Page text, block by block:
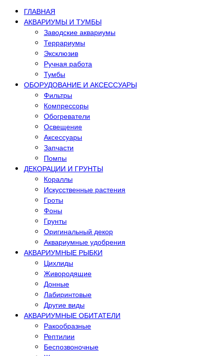
ГЛАВНАЯ
АКВАРИУМЫ И ТУМБЫ
Заводские аквариумы
Террариумы
Эксклюзив
Ручная работа
Тумбы
ОБОРУДОВАНИЕ И АКСЕССУАРЫ
Фильтры
Компрессоры
Обогреватели
Освещение
Аксессуары
Запчасти
Помпы
ДЕКОРАЦИИ И ГРУНТЫ
Кораллы
Искусственные растения
Гроты
Фоны
Грунты
Оригинальный декор
Аквариумные удобрения
АКВАРИУМНЫЕ РЫБКИ
Цихлиды
Живородящие
Донные
Лабиринтовые
Другие виды
АКВАРИУМНЫЕ ОБИТАТЕЛИ
Ракообразные
Рептилии
Беспозвоночные